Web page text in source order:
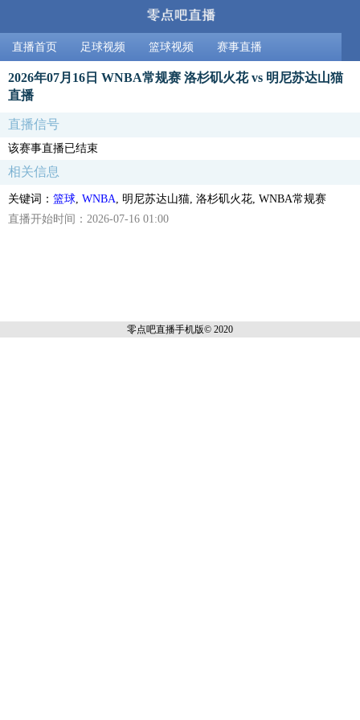
直播首页 足球视频 篮球视频 赛事直播
2026年07月16日 WNBA常规赛 洛杉矶火花 vs 明尼苏达山猫
直播
直播信号
该赛事直播已结束
相关信息
关键词： 篮球 WNBA , 明尼苏达山猫, 洛杉矶火花, WNBA常规赛
直播开始时间：2026-07-16 01:00
零点吧直播手机版© 2020